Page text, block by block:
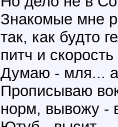
Знакомые мне
так, как будто
питч и
Думаю - мля... а
Прописываю
норм, вывожу -